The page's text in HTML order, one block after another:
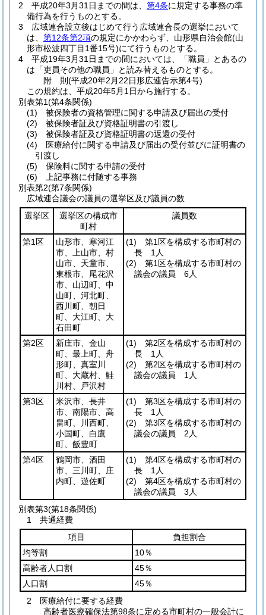
2
平成20年3月31日までの間は、 第4条に規定する事務の準
備行為を行うものとする。
3
広域連合設立後はじめて行う広域連合長の選挙において
は、 第12条第2項の規定にかかわらず、山形県自治会館(山
形市松波四丁目1番15号)にて行うものとする。
4
平成19年3月31日までの間においては、「職員」とあるの
は「吏員その他の職員」と読み替えるものとする。
附 則(平成20年2月22日形広連告示第4号)
この規約は、平成20年5月1日から施行する。
別表第1(第4条関係)
(1) 被保険者の資格管理に関する申請及び届出の受付
(2) 被保険者証及び資格証明書の引渡し
(3) 被保険者証及び資格証明書の返還の受付
(4) 医療給付に関する申請及び届出の受付並びに証明書の
引渡し
(5) 保険料に関する申請の受付
(6) 上記事務に付随する事務
別表第2(第7条関係)
広域連合議会の議員の選挙区及び議員の数
選挙区
選挙区の構成市
町村
議員数
第1区
山形市、寒河江
市、上山市、村
山市、天童市、
東根市、尾花沢
市、山辺町、中
山町、河北町、
西川町、朝日
町、大江町、大
石田町
(1) 第1区を構成する市町村の
長 1人
(2) 第1区を構成する市町村の
議会の議員 6人
第2区
新庄市、金山
町、最上町、舟
形町、真室川
町、大蔵村、鮭
川村、戸沢村
(1) 第2区を構成する市町村の
長 1人
(2) 第2区を構成する市町村の
議会の議員 1人
第3区
米沢市、長井
市、南陽市、高
畠町、川西町、
小国町、白鷹
町、飯豊町
(1) 第3区を構成する市町村の
長 1人
(2) 第3区を構成する市町村の
議会の議員 2人
第4区
鶴岡市、酒田
市、三川町、庄
内町、遊佐町
(1) 第4区を構成する市町村の
長 1人
(2) 第4区を構成する市町村の
議会の議員 3人
別表第3(第18条関係)
1 共通経費
項目
負担割合
均等割
10％
高齢者人口割
45％
人口割
45％
2 医療給付に要する経費
高齢者医療確保法第98条に定める市町村の一般会計に